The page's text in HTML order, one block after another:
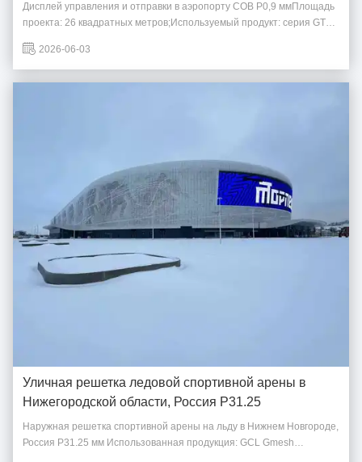
Дисплей управления и отправки в аэропорту COB P0,9 ммПлощадь
проекта: 26 квадратных метров;Используемый продукт: серия GTV
кг, имеет легкую конструкцию, которую можно закрепить на стене;
Упаковка COB обеспечивает более стабильную работу и ...
2026-06-03
Уличная решетка ледовой спортивной арены в
Нижегородской области, Россия P31.25
Наружная решетка спортивной арены на льду в Нижнем Новгороде,
Россия P31.25 мм Использованная продукция: GCL Gmesh